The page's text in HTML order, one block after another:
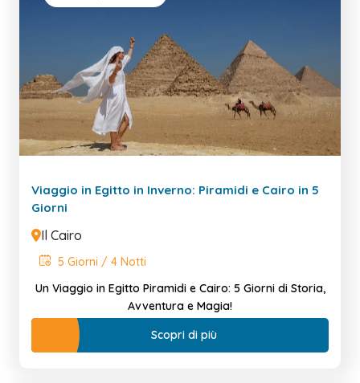
Viaggio in Egitto in Inverno: Piramidi e Cairo in 5
Giorni
Il Cairo
5 Giorni / 4 Notti
Un Viaggio in Egitto Piramidi e Cairo: 5 Giorni di Storia,
Avventura e Magia!
Scopri di più